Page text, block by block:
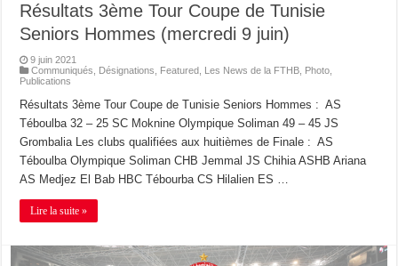
Résultats 3ème Tour Coupe de Tunisie
Seniors Hommes (mercredi 9 juin)
9 juin 2021
Communiqués
Désignations Featured Les News de la FTHB Photo
Publications
Résultats 3ème Tour Coupe de Tunisie Seniors Hommes : AS
Téboulba 32 – 25 SC Moknine Olympique Soliman 49 – 45 JS
Grombalia Les clubs qualifiées aux huitièmes de Finale : AS
Téboulba Olympique Soliman CHB Jemmal JS Chihia ASHB Ariana
AS Medjez El Bab HBC Tébourba CS Hilalien ES …
Lire la suite »